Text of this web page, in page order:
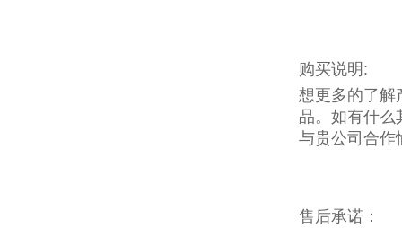
购买说明:
想更多的了解
品。如有什么
与贵公司合作
售后承诺：